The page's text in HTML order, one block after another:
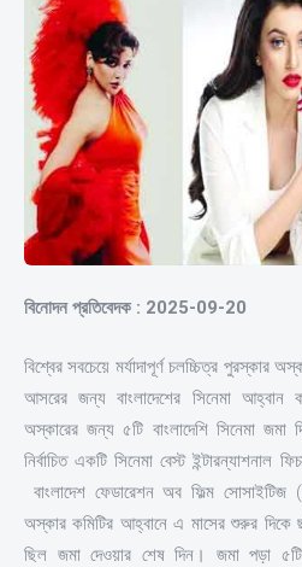
বিনোদন প্রতিবেদক : 2025-09-20
বিশ্বের সবচেয়ে মর্যাদাপূর্ণ চলচ্চিত্র
আসরের জন্য বাংলাদেশের সিনেমা আহ্বান
অস্কারের জন্য ৫টি বাংলাদেশি সিনেমা জমা
নির্বাচিত একটি সিনেমা বেস্ট ইন্টারন্যাশনাল
বাংলাদেশ ফেডারেশন অব ফিল্ম
অস্কার কমিটির আহ্বানে এ মাসের শুরুর
ছিল জমা দেওয়ার শেষ দিন। জমা পড়া ৫টি